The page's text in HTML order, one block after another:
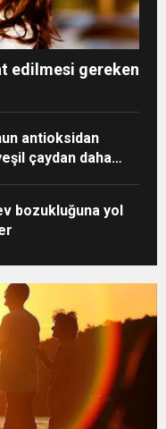
antioksidan
çaydan daha
bozukluğuna yol